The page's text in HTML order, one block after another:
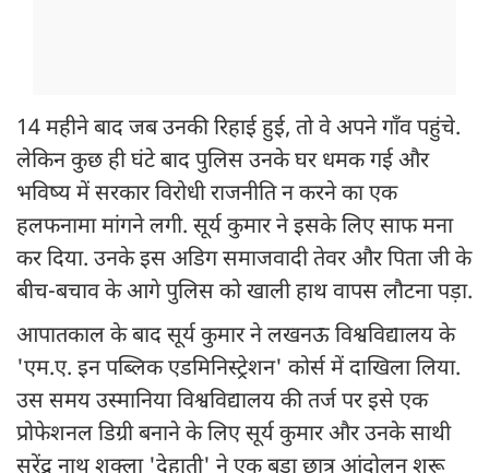
14 महीने बाद जब उनकी रिहाई हुई, तो वे अपने गाँव पहुंचे.
लेकिन कुछ ही घंटे बाद पुलिस उनके घर धमक गई और
भविष्य में सरकार विरोधी राजनीति न करने का एक
हलफनामा मांगने लगी. सूर्य कुमार ने इसके लिए साफ मना
कर दिया. उनके इस अडिग समाजवादी तेवर और पिता जी के
बीच-बचाव के आगे पुलिस को खाली हाथ वापस लौटना पड़ा.
आपातकाल के बाद सूर्य कुमार ने लखनऊ विश्वविद्यालय के
'एम.ए. इन पब्लिक एडमिनिस्ट्रेशन' कोर्स में दाखिला लिया.
उस समय उस्मानिया विश्वविद्यालय की तर्ज पर इसे एक
प्रोफेशनल डिग्री बनाने के लिए सूर्य कुमार और उनके साथी
सुरेंद्र नाथ शुक्ला 'देहाती' ने एक बड़ा छात्र आंदोलन शुरू